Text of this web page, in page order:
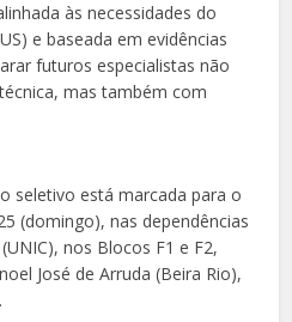
às necessidades do
e baseada em evidências
futuros especialistas não
mas também com
seletivo está marcada para o
(domingo), nas dependências
nos Blocos F1 e F2,
José de Arruda (Beira Rio),